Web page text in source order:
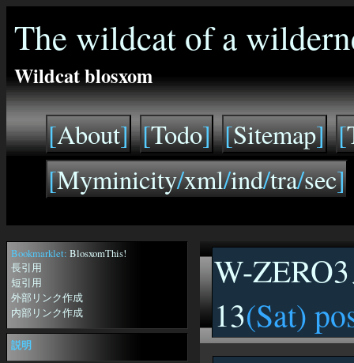
The wildcat of a
Wildcat blosxom
[About] [Todo] [Sitemap] [
[Myminicity/xml/ind/tra/sec]
W-
13(Sat)
Bookmarklet: BlosxomThis!
長引用
短引用
外部リンク作成
内部リンク作成
説明